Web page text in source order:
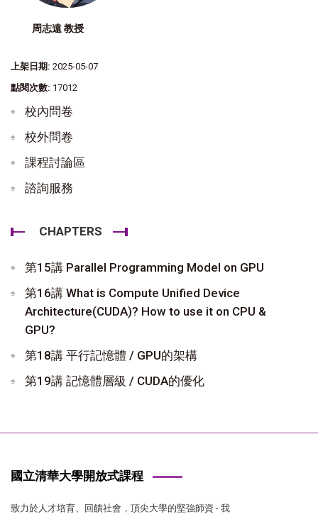
周志遠 教授
上架日期: 2025-05-07
點閱次數: 17012
校內問卷
校外問卷
課程討論區
諮詢服務
CHAPTERS
第15講 Parallel Programming Model on GPU
第16講 What is Compute Unified Device
Architecture(CUDA)? How to use it on CPU &
GPU?
第18講 平行記憶體 / GPU的架構
第19講 記憶體層級 / CUDA的優化
國立清華大學開放式課程
致力於人才培育、回饋社會，頂尖大學的堅強師資 - 我